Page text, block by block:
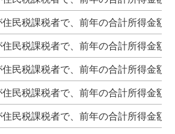
住民税課税者で、前年の合計所得金額
住民税課税者で、前年の合計所得金額
住民税課税者で、前年の合計所得金額
住民税課税者で、前年の合計所得金額
住民税課税者で、前年の合計所得金額